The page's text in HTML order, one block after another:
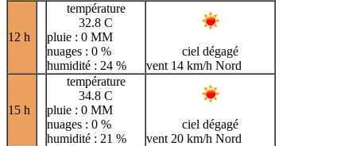
12 h
température
32.8 C
pluie : 0 MM
nuages : 0 %
humidité : 24 %
ciel dégagé
vent 14 km/h Nord
15 h
température
34.8 C
pluie : 0 MM
nuages : 0 %
humidité : 21 %
ciel dégagé
vent 20 km/h Nord